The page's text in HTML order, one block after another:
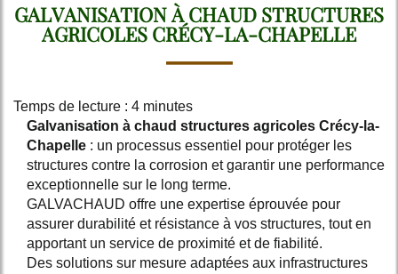
GALVANISATION À CHAUD STRUCTURES
AGRICOLES CRÉCY-LA-CHAPELLE
Temps de lecture : 4 minutes
Galvanisation à chaud structures agricoles Crécy-la-
Chapelle : un processus essentiel pour protéger les
structures contre la corrosion et garantir une performance
exceptionnelle sur le long terme.
GALVACHAUD offre une expertise éprouvée pour
assurer durabilité et résistance à vos structures, tout en
apportant un service de proximité et de fiabilité.
Des solutions sur mesure adaptées aux infrastructures